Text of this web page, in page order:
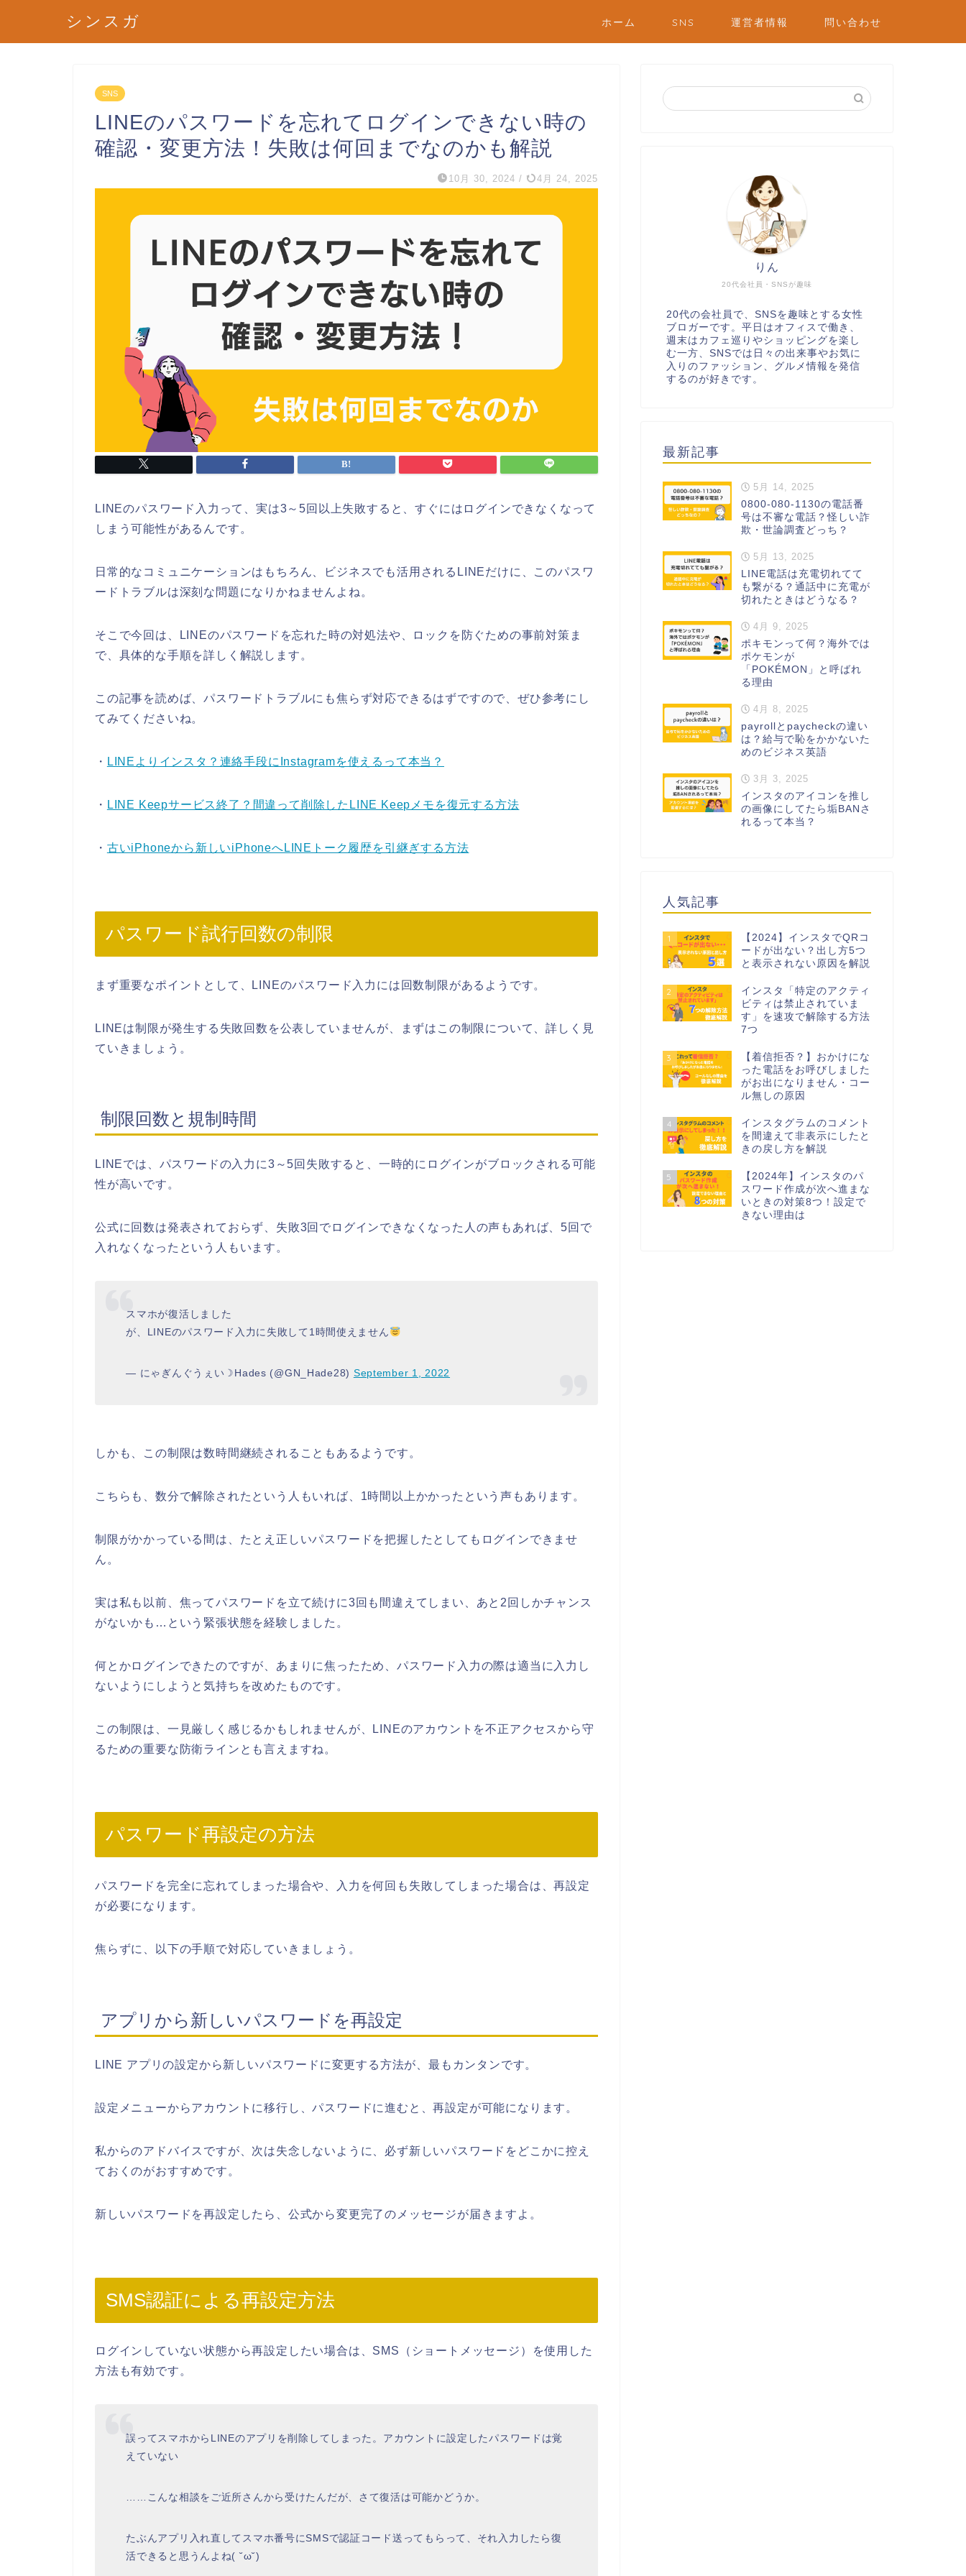
シンスガ ホーム SNS 運営者情報 問い合わせ
SNS
LINEのパスワードを忘れてログインできない時の
確認・変更方法！失敗は何回までなのかも解説
10月 30, 2024 / 4月 24, 2025
LINEのパスワード入力って、実は3～5回以上失敗すると、すぐにはログインできなくなって
しまう可能性があるんです。
日常的なコミュニケーションはもちろん、ビジネスでも活用されるLINEだけに、このパスワ
ードトラブルは深刻な問題になりかねませんよね。
そこで今回は、LINEのパスワードを忘れた時の対処法や、ロックを防ぐための事前対策ま
で、具体的な手順を詳しく解説します。
この記事を読めば、パスワードトラブルにも焦らず対応できるはずですので、ぜひ参考にし
てみてくださいね。
・ LINEよりインスタ？連絡手段にInstagramを使えるって本当？
・ LINE Keepサービス終了？間違って削除したLINE Keepメモを復元する方法
・ 古いiPhoneから新しいiPhoneへLINEトーク履歴を引継ぎする方法
パスワード試行回数の制限
まず重要なポイントとして、LINEのパスワード入力には回数制限があるようです。
LINEは制限が発生する失敗回数を公表していませんが、まずはこの制限について、詳しく見
ていきましょう。
制限回数と規制時間
LINEでは、パスワードの入力に3～5回失敗すると、一時的にログインがブロックされる可能
性が高いです。
公式に回数は発表されておらず、失敗3回でログインできなくなった人の声もあれば、5回で
入れなくなったという人もいます。
スマホが復活しました
が、LINEのパスワード入力に失敗して1時間使えません
— にゃぎんぐうぇい☽︎Hades (@GN_Hade28) September 1, 2022
しかも、この制限は数時間継続されることもあるようです。
こちらも、数分で解除されたという人もいれば、1時間以上かかったという声もあります。
制限がかかっている間は、たとえ正しいパスワードを把握したとしてもログインできませ
ん。
実は私も以前、焦ってパスワードを立て続けに3回も間違えてしまい、あと2回しかチャンス
がないかも…という緊張状態を経験しました。
何とかログインできたのですが、あまりに焦ったため、パスワード入力の際は適当に入力し
ないようにしようと気持ちを改めたものです。
この制限は、一見厳しく感じるかもしれませんが、LINEのアカウントを不正アクセスから守
るための重要な防衛ラインとも言えますね。
パスワード再設定の方法
パスワードを完全に忘れてしまった場合や、入力を何回も失敗してしまった場合は、再設定
が必要になります。
焦らずに、以下の手順で対応していきましょう。
アプリから新しいパスワードを再設定
LINE アプリの設定から新しいパスワードに変更する方法が、最もカンタンです。
設定メニューからアカウントに移行し、パスワードに進むと、再設定が可能になります。
私からのアドバイスですが、次は失念しないように、必ず新しいパスワードをどこかに控え
ておくのがおすすめです。
新しいパスワードを再設定したら、公式から変更完了のメッセージが届きますよ。
SMS認証による再設定方法
ログインしていない状態から再設定したい場合は、SMS（ショートメッセージ）を使用した
方法も有効です。
誤ってスマホからLINEのアプリを削除してしまった。アカウントに設定したパスワードは覚
えていない
……こんな相談をご近所さんから受けたんだが、さて復活は可能かどうか。
たぶんアプリ入れ直してスマホ番号にSMSで認証コード送ってもらって、それ入力したら復
活できると思うんよね( ˘ω˘)
20代会社員・SNSが趣味
りん
20代の会社員で、SNSを趣味とする女性
ブロガーです。平日はオフィスで働き、
週末はカフェ巡りやショッピングを楽し
む一方、SNSでは日々の出来事やお気に
入りのファッション、グルメ情報を発信
するのが好きです。
最新記事
5月 14, 2025
0800-080-1130の電話番
号は不審な電話？怪しい詐
欺・世論調査どっち？
5月 13, 2025
LINE電話は充電切れてて
も繋がる？通話中に充電が
切れたときはどうなる？
4月 9, 2025
ポキモンって何？海外では
ポケモンが
「POKÉMON」と呼ばれ
る理由
4月 8, 2025
payrollとpaycheckの違い
は？給与で恥をかかないた
めのビジネス英語
3月 3, 2025
インスタのアイコンを推し
の画像にしてたら垢BANさ
れるって本当？
人気記事
1
【2024】インスタでQRコ
ードが出ない？出し方5つ
と表示されない原因を解説
2
インスタ「特定のアクティ
ビティは禁止されていま
す」を速攻で解除する方法
7つ
3
【着信拒否？】おかけにな
った電話をお呼びしました
がお出になりません・コー
ル無しの原因
4
インスタグラムのコメント
を間違えて非表示にしたと
きの戻し方を解説
5
【2024年】インスタのパ
スワード作成が次へ進まな
いときの対策8つ！設定で
きない理由は